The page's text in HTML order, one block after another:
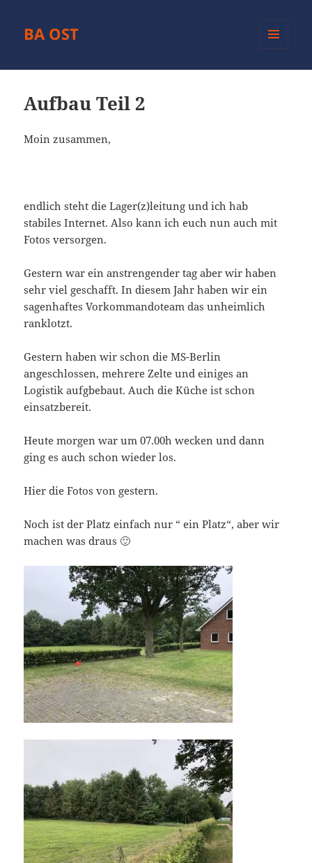
BA OST
Aufbau Teil 2
Moin zusammen,
endlich steht die Lager(z)leitung und ich hab
stabiles Internet. Also kann ich euch nun auch mit
Fotos versorgen.
Gestern war ein anstrengender tag aber wir haben
sehr viel geschafft. In diesem Jahr haben wir ein
sagenhaftes Vorkommandoteam das unheimlich
ranklotzt.
Gestern haben wir schon die MS-Berlin
angeschlossen, mehrere Zelte und einiges an
Logistik aufgbebaut. Auch die Küche ist schon
einsatzbereit.
Heute morgen war um 07.00h wecken und dann
ging es auch schon wieder los.
Hier die Fotos von gestern.
Noch ist der Platz einfach nur “ ein Platz“, aber wir
machen was draus 🙂